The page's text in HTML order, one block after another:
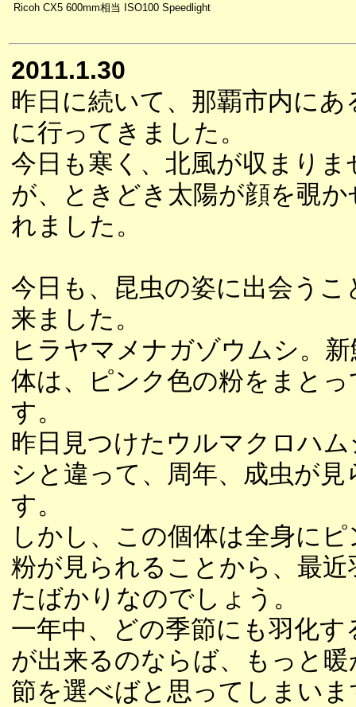
Ricoh CX5 600mm相当 ISO100 Speedlight
2011.1.30
昨日に続いて、那覇市内にあ
に行ってきました。
今日も寒く、北風が収まりま
が、ときどき太陽が顔を覗か
れました。
今日も、昆虫の姿に出会うこ
来ました。
ヒラヤマメナガゾウムシ。
体は、ピンク色の粉をまと
す。
昨日見つけたウルマクロハ
シと違って、周年、成虫が見
す。
しかし、この個体は全身に
粉が見られることから、最近
たばかりなのでしょう。
一年中、どの季節にも羽化す
が出来るのならば、もっと暖
節を選べばと思ってしまいま